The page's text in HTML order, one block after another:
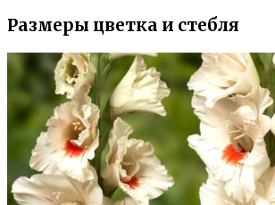
Размеры цветка и стебля